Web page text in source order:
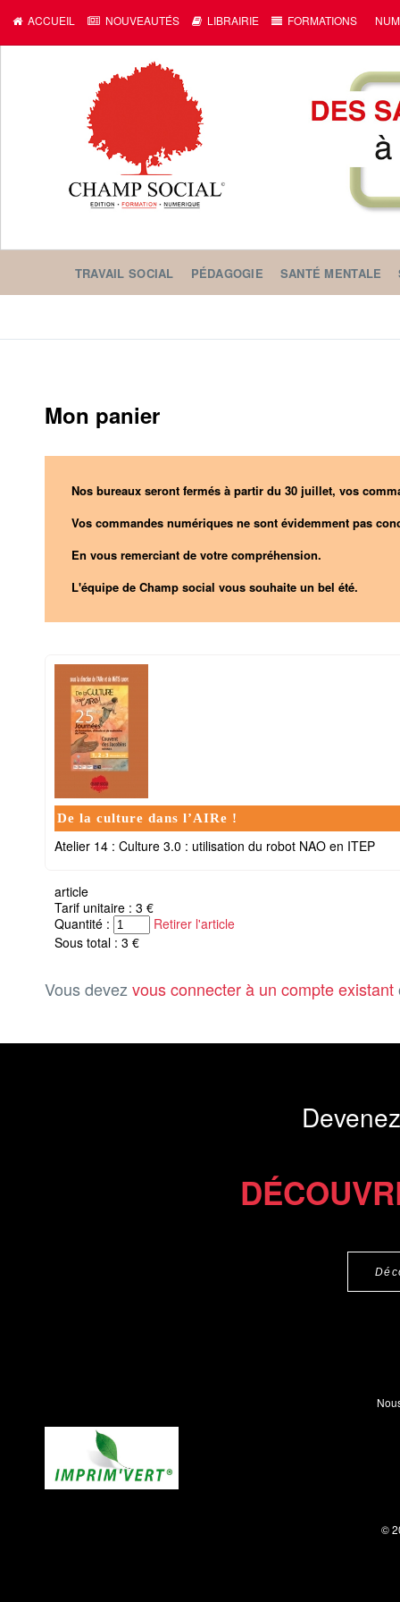
ACCUEIL NOUVEAUTÉS LIBRAIRIE FORMATIONS
TRAVAIL SOCIAL PÉDAGOGIE SANTÉ MENTALE
Mon panier
Nos bureaux seront fermés à partir du 30 juillet, vos
Vos commandes numériques ne sont évidemment pas
En vous remerciant de votre compréhension.
L'équipe de Champ social vous souhaite un bel été.
De la culture dans l’AIRe !
Atelier 14 : Culture 3.0 : utilisation du robot NAO en ITEP
article
Tarif unitaire : 3 €
Quantité :
Retirer l'article
Sous total : 3 €
Vous devez vous connecter à un compte existant
©